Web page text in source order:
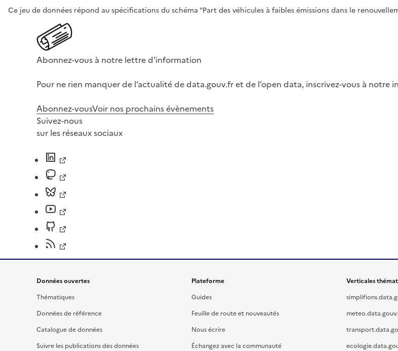
Ce jeu de données répond au spécifications du schéma "Part des véhicules à faibles émissions dans le
Abonnez-vous à notre lettre d'information
Pour ne rien manquer de l’actualité de data.gouv.fr et de l’open data, inscrivez-vous à notre
Abonnez-vousVoir nos prochains évènements
Suivez-nous
sur les réseaux sociaux
Données ouvertes
Thématiques
Données de référence
Catalogue de données
Suivre les publications des données
Plateforme
Guides
Feuille de route et nouveautés
Nous écrire
Échangez avec la communauté
Verticales